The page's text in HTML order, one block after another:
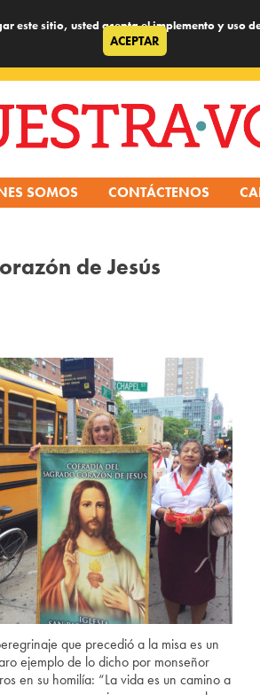
este sitio, usted acepta el implemento y uso
ACEPTAR
SOMOS CONTÁCTENOS
de Jesús
que precedió a la misa es un
ejemplo de lo dicho por monseñor
en su homilía: “La vida es un camino a